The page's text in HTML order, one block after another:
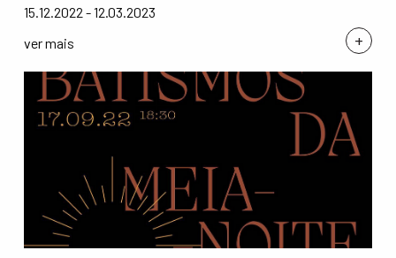
+
15.12.2022 - 12.03.2023
ver mais